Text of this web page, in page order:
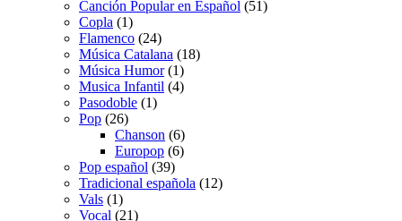
productos
Canción Popular en Español 5151
Copla 11
producto
Flamenco 2424
productos
Música Catalana 1818
Música Humor 11
producto
Musica Infantil 44
Pasodoble 11
Pop 2626
productos
Chanson 66
productos
Europop 66
Pop español 3939
productos
Tradicional española 1212
Vals 11
producto
Vocal 2121